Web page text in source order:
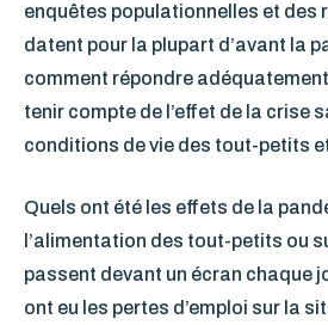
enquêtes populationnelles et des
datent pour la plupart d’avant la
comment répondre
tenir compte de l’effet de la crise
conditions de vie des tout-petits
Quels ont été les effets de la
l’alimentation des tout-petits ou
passent devant un écran chaque
ont eu les pertes d’emploi sur la